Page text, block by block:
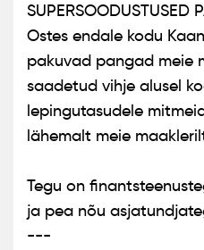
SUPERSOODUSTUSED
Ostes endale kodu
pakuvad pangad meie
saadetud vihje alusel
lepingutasudele
lähemalt meie
Tegu on
ja pea nõu
---